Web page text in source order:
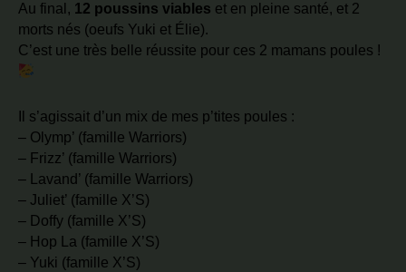
Au final, 12 poussins viables et en pleine santé, et 2
morts nés (oeufs Yuki et Élie).
C’est une très belle réussite pour ces 2 mamans poules !
Il s’agissait d’un mix de mes p’tites poules :
– Olymp’ (famille Warriors)
– Frizz’ (famille Warriors)
– Lavand’ (famille Warriors)
– Juliet’ (famille X’S)
– Doffy (famille X’S)
– Hop La (famille X’S)
– Yuki (famille X’S)